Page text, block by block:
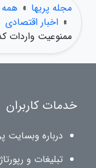
مجله پریها » همه
» اخبار اقتصادی
ممنوعیت واردات
خدمات کاربران
درباره وبسایت
تبلیغات و